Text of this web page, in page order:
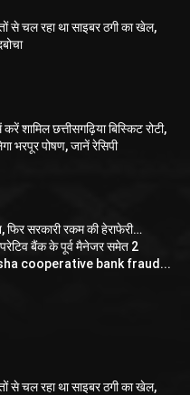
से चल रहा था साइबर ठगी का खेल,
शामिल छत्तीसगढ़िया बिस्किट रोटी,
भरपूर पोषण, जानें रेसिपी
फिर सरकारी रकम की हेराफेरी…
बैंक के पूर्व मैनेजर समेत 2
cooperative bank fraud...
से चल रहा था साइबर ठगी का खेल,